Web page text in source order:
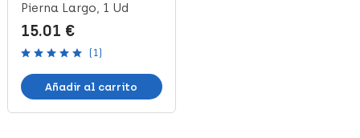
Pierna Largo, 1 Ud
15.01 €
(1)
Añadir al carrito